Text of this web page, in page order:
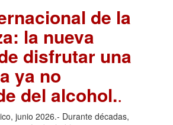
de la
la nueva
disfrutar una
ya no
del alcohol..
junio 2026.- Durante décadas,